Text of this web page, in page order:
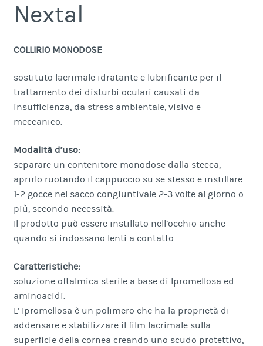
Nextal
COLLIRIO MONODOSE
sostituto lacrimale idratante e lubrificante per il
trattamento dei disturbi oculari causati da
insufficienza, da stress ambientale, visivo e
meccanico.
Modalità d’uso:
separare un contenitore monodose dalla stecca,
aprirlo ruotando il cappuccio su se stesso e instillare
1-2 gocce nel sacco congiuntivale 2-3 volte al giorno o
più, secondo necessità.
Il prodotto può essere instillato nell’occhio anche
quando si indossano lenti a contatto.
Caratteristiche:
soluzione oftalmica sterile a base di Ipromellosa ed
aminoacidi.
L’ Ipromellosa è un polimero che ha la proprietà di
addensare e stabilizzare il film lacrimale sulla
superficie della cornea creando uno scudo protettivo,